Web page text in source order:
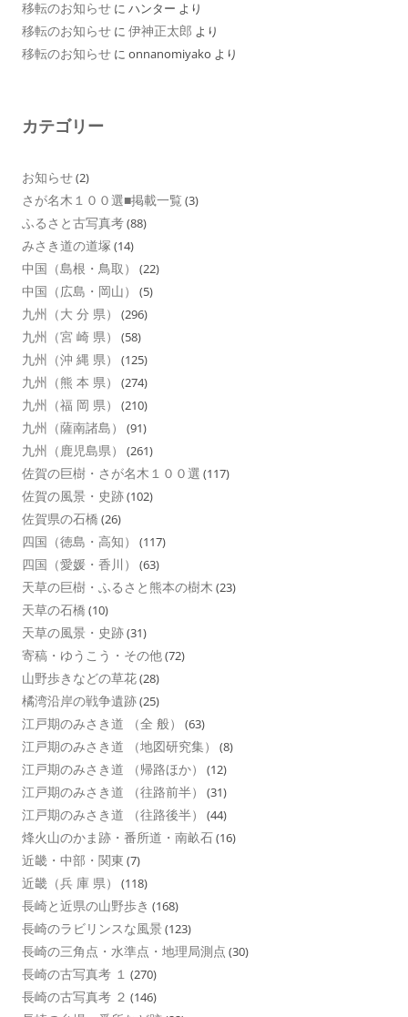
移転のお知らせ に ハンター より
移転のお知らせ に 伊神正太郎 より
移転のお知らせ に onnanomiyako より
カテゴリー
お知らせ(2)
さが名木１００選■掲載一覧 (3)
ふるさと古写真考(88)
みさき道の道塚 (14)
中国（島根・鳥取） (22)
中国（広島・岡山） (5)
九州（大 分 県） (296)
九州（宮 崎 県） (58)
九州（沖 縄 県） (125)
九州（熊 本 県） (274)
九州（福 岡 県） (210)
九州（薩南諸島） (91)
九州（鹿児島県） (261)
佐賀の巨樹・さが名木１００選 (117)
佐賀の風景・史跡(102)
佐賀県の石橋 (26)
四国（徳島・高知） (117)
四国（愛媛・香川） (63)
天草の巨樹・ふるさと熊本の樹木 (23)
天草の石橋 (10)
天草の風景・史跡(31)
寄稿・ゆうこう・その他(72)
山野歩きなどの草花(28)
橘湾沿岸の戦争遺跡(25)
江戸期のみさき道 （全 般） (63)
江戸期のみさき道 （地図研究集） (8)
江戸期のみさき道 （帰路ほか） (12)
江戸期のみさき道 （往路前半） (31)
江戸期のみさき道 （往路後半） (44)
烽火山のかま跡・番所道・南畝石(16)
近畿・中部・関東 (7)
近畿（兵 庫 県） (118)
長崎と近県の山野歩き (168)
長崎のラビリンスな風景 (123)
長崎の三角点・水準点・地理局測点 (30)
長崎の古写真考 １ (270)
長崎の古写真考 ２ (146)